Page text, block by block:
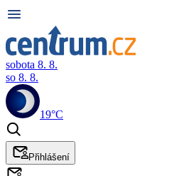
sobota 8. 8.
so 8. 8.
19°C
Přihlášení